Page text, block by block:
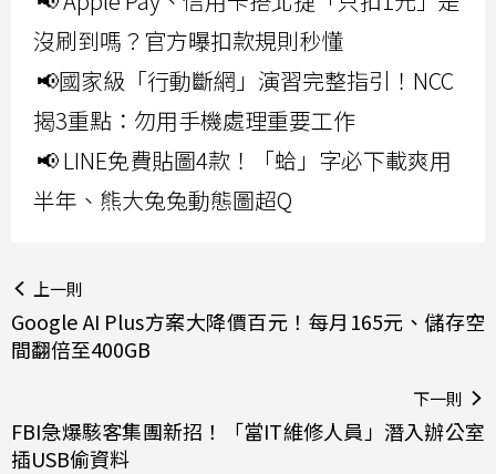
沒刷到嗎？官方曝扣款規則秒懂
📢國家級「行動斷網」演習完整指引！NCC
揭3重點：勿用手機處理重要工作
📢 LINE免費貼圖4款！「蛤」字必下載爽用
半年、熊大兔兔動態圖超Q
上一則
Google AI Plus方案大降價百元！每月165元、儲存空
間翻倍至400GB
下一則
FBI急爆駭客集團新招！「當IT維修人員」潛入辦公室
插USB偷資料